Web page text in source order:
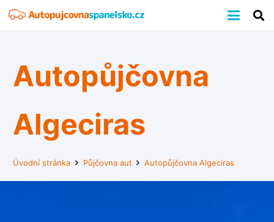
Autopůjčovna
Algeciras
Úvodní stránka Půjčovna aut Autopůjčovna Algeciras